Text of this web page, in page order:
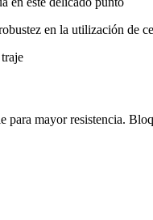
en la utilización de
para mayor resistencia.